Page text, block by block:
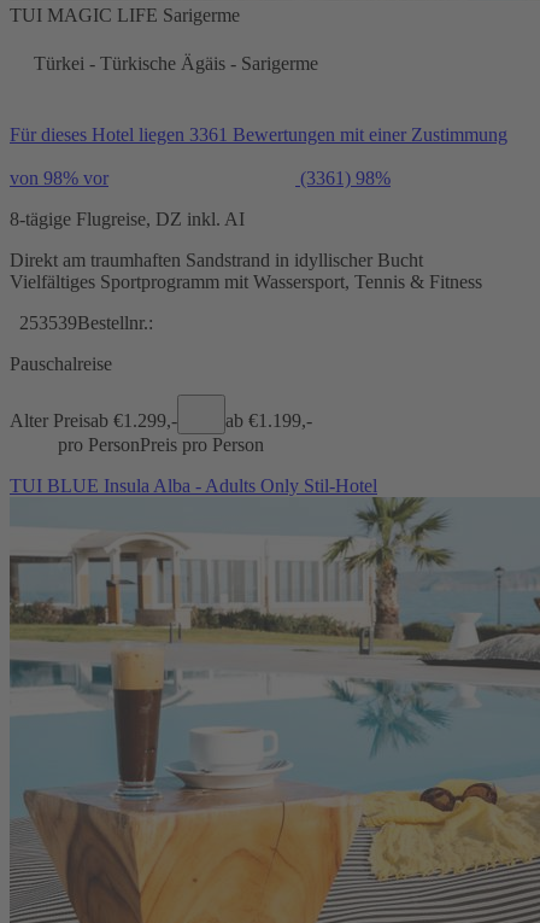
TUI MAGIC LIFE Sarigerme
Türkei - Türkische Ägäis - Sarigerme
Für dieses Hotel liegen 3361 Bewertungen mit einer Zustimmung
von 98% vor (3361) 98%
8-tägige Flugreise, DZ inkl. AI
Direkt am traumhaften Sandstrand in idyllischer Bucht
Vielfältiges Sportprogramm mit Wassersport, Tennis & Fitness
253539Bestellnr.:
Pauschalreise
Alter Preisab €1.299,- ab €1.199,-
pro PersonPreis pro Person
TUI BLUE Insula Alba - Adults Only Stil-Hotel